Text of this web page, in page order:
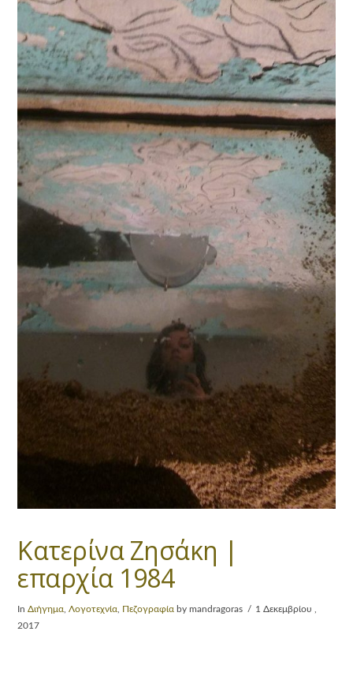
Κατερίνα Ζησάκη |
επαρχία 1984
InΔιήγημα ,Λογοτεχνία Πεζογραφία by mandragoras
1 Δεκεμβρίου ,
2017